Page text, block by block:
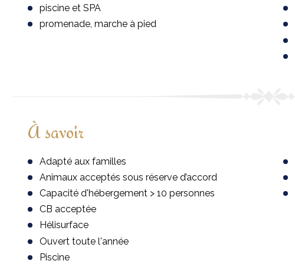
piscine et SPA
promenade, marche à pied
À savoir
Adapté aux familles
Animaux acceptés sous réserve d’accord
Capacité d'hébergement > 10 personnes
CB acceptée
Hélisurface
Ouvert toute l'année
Piscine